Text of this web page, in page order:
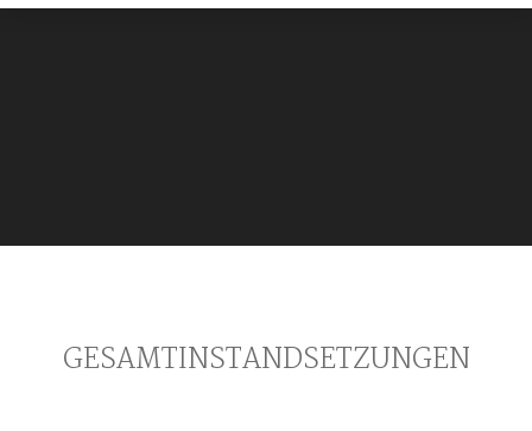
GESAMTINSTANDSETZUNGEN